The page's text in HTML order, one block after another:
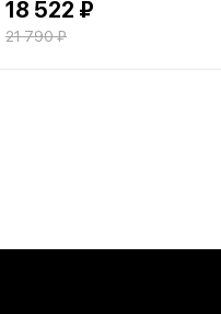
18 522 ₽
21 790 ₽